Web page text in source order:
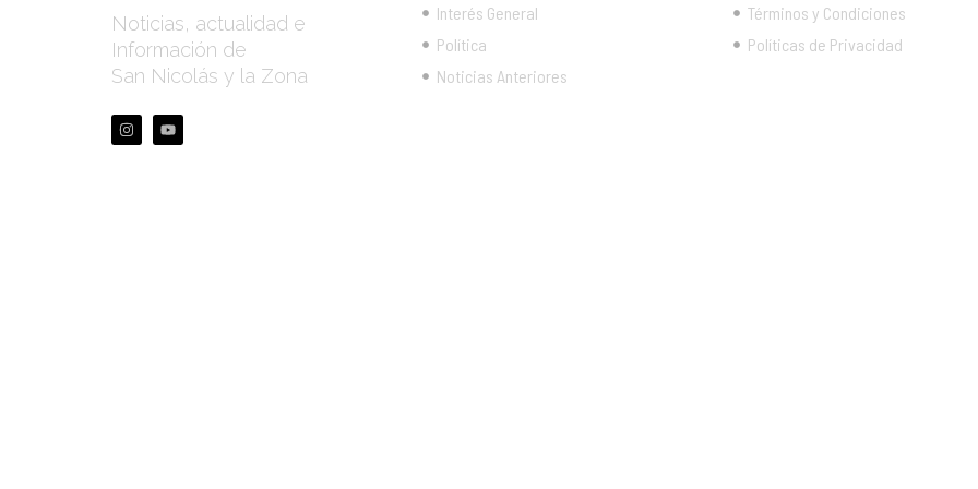
Noticias, actualidad e
Información de
San Nicolás y la Zona
Interés General
Política
Noticias Anteriores
Términos y Condiciones
Políticas de Privacidad